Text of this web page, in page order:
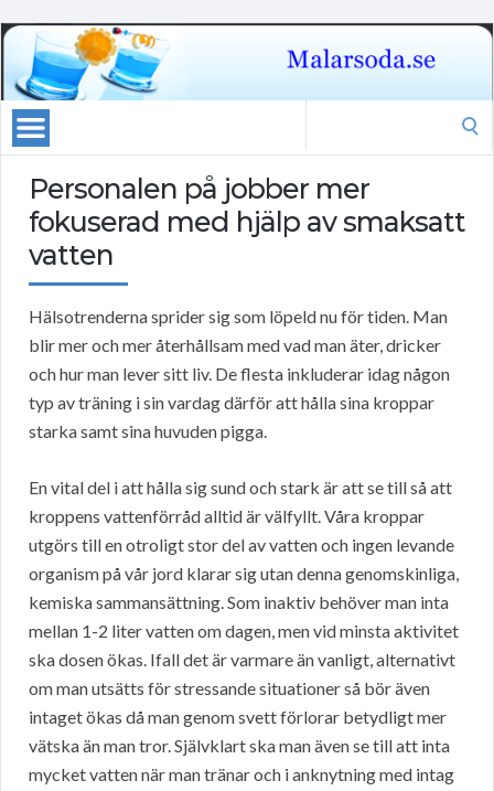
Personalen på jobber mer
fokuserad med hjälp av smaksatt
vatten
Hälsotrenderna sprider sig som löpeld nu för tiden. Man
blir mer och mer återhållsam med vad man äter, dricker
och hur man lever sitt liv. De flesta inkluderar idag någon
typ av träning i sin vardag därför att hålla sina kroppar
starka samt sina huvuden pigga.
En vital del i att hålla sig sund och stark är att se till så att
kroppens vattenförråd alltid är välfyllt. Våra kroppar
utgörs till en otroligt stor del av vatten och ingen levande
organism på vår jord klarar sig utan denna genomskinliga,
kemiska sammansättning. Som inaktiv behöver man inta
mellan 1-2 liter vatten om dagen, men vid minsta aktivitet
ska dosen ökas. Ifall det är varmare än vanligt, alternativt
om man utsätts för stressande situationer så bör även
intaget ökas då man genom svett förlorar betydligt mer
vätska än man tror. Självklart ska man även se till att inta
mycket vatten när man tränar och i anknytning med intag